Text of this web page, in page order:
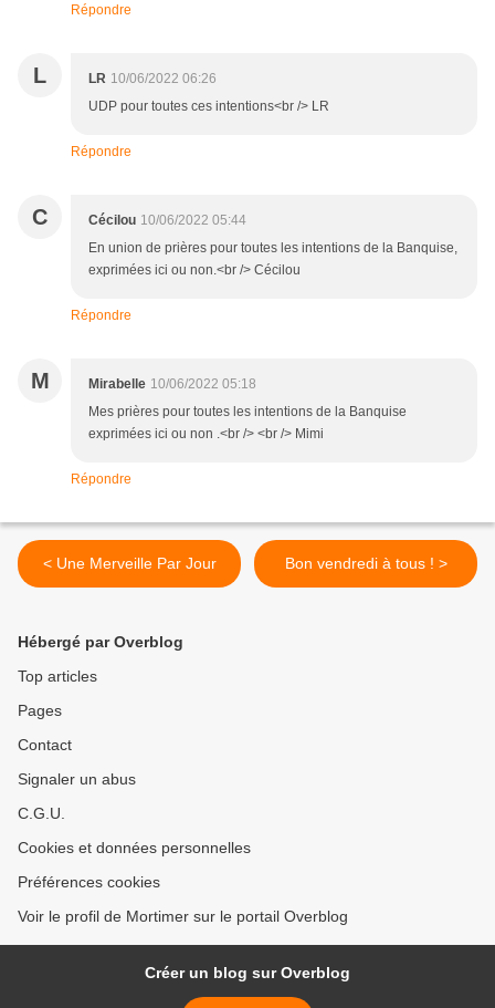
Répondre
L LR 10/06/2022 06:26
UDP pour toutes ces intentions<br /> LR
Répondre
C Cécilou 10/06/2022 05:44
En union de prières pour toutes les intentions de la Banquise,
exprimées ici ou non.<br /> Cécilou
Répondre
M Mirabelle 10/06/2022 05:18
Mes prières pour toutes les intentions de la Banquise
exprimées ici ou non .<br /> <br /> Mimi
Répondre
< Une Merveille Par Jour Bon vendredi à tous ! >
Hébergé par Overblog
Top articles
Pages
Contact
Signaler un abus
C.G.U.
Cookies et données personnelles
Préférences cookies
Voir le profil de Mortimer sur le portail Overblog
Créer un blog sur Overblog